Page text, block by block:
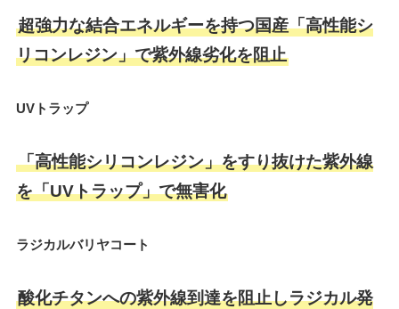
超強力な結合エネルギーを持つ国産「高性能シ
リコンレジン」で紫外線劣化を阻止
UVトラップ
「高性能シリコンレジン」をすり抜けた紫外線
を「UVトラップ」で無害化
ラジカルバリヤコート
酸化チタンへの紫外線到達を阻止しラジカル発